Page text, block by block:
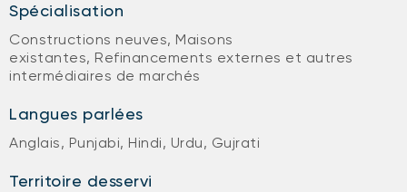
Spécialisation
Constructions neuves, Maisons
existantes, Refinancements externes et autres
intermédiaires de marchés
Langues parlées
Anglais, Punjabi, Hindi, Urdu, Gujrati
Territoire desservi